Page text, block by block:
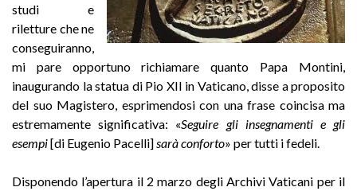
studi e
riletture che ne
conseguiranno,
mi pare opportuno richiamare quanto Papa Montini,
inaugurando la statua di Pio XII in Vaticano, disse a proposito
del suo Magistero, esprimendosi con una frase coincisa ma
estremamente significativa: «Seguire gli insegnamenti e gli
esempi[di Eugenio Pacelli] sarà conforto» per tutti i fedeli.
Disponendo l’apertura il 2 marzo degli Archivi Vaticani per il